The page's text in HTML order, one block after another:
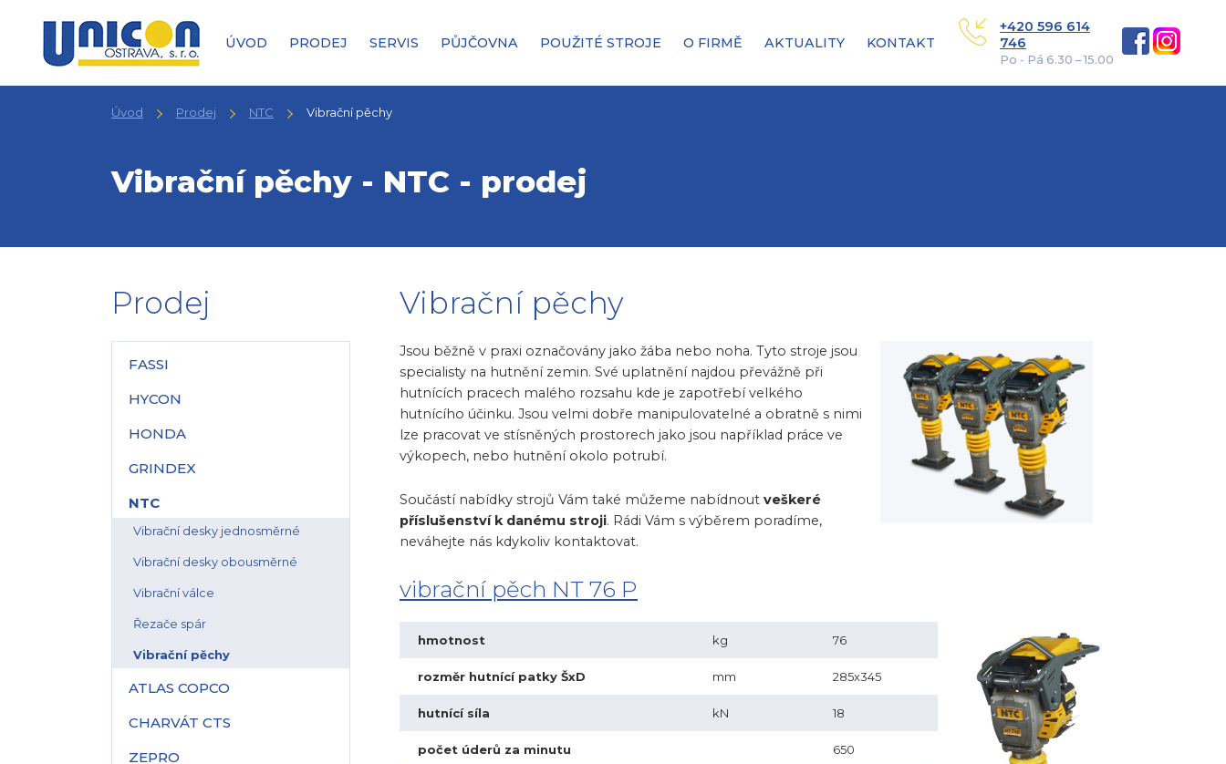
ÚVOD PRODEJ SERVIS PŮJČOVNA POUŽITÉ STROJE O FIRMĚ AKTUALITY KONTAKT
+420 596 614
746
Po - Pá 6.30 – 15.00
Úvod Prodej NTC Vibrační pěchy
Vibrační pěchy - NTC - prodej
Prodej
FASSI
HYCON
HONDA
GRINDEX
NTC
Vibrační desky jednosměrné
Vibrační desky obousměrné
Vibrační válce
Řezače spár
Vibrační pěchy
ATLAS COPCO
CHARVÁT CTS
ZEPRO
Vibrační pěchy
Jsou běžně v praxi označovány jako žába nebo noha. Tyto stroje jsou
specialisty na hutnění zemin. Své uplatnění najdou převážně při
hutnících pracech malého rozsahu kde je zapotřebí velkého
hutnícího účinku. Jsou velmi dobře manipulovatelné a obratně s nimi
lze pracovat ve stísněných prostorech jako jsou například práce ve
výkopech, nebo hutnění okolo potrubí.
Součástí nabídky strojů Vám také můžeme nabídnout veškeré
příslušenství k danému stroji. Rádi Vám s výběrem poradíme,
neváhejte nás kdykoliv kontaktovat.
vibrační pěch NT 76 P
hmotnost kg 76
rozměr hutnící patky ŠxD mm 285x345
hutnící síla kN 18
počet úderů za minutu 650